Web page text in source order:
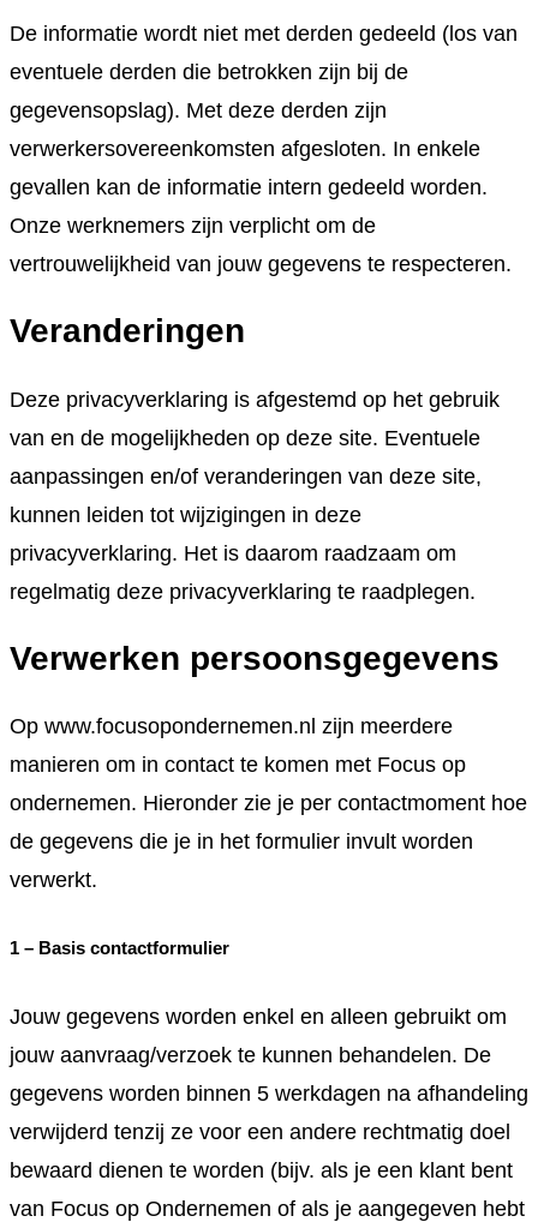
De informatie wordt niet met derden gedeeld (los van
eventuele derden die betrokken zijn bij de
gegevensopslag). Met deze derden zijn
verwerkersovereenkomsten afgesloten. In enkele
gevallen kan de informatie intern gedeeld worden.
Onze werknemers zijn verplicht om de
vertrouwelijkheid van jouw gegevens te respecteren.
Veranderingen
Deze privacyverklaring is afgestemd op het gebruik
van en de mogelijkheden op deze site. Eventuele
aanpassingen en/of veranderingen van deze site,
kunnen leiden tot wijzigingen in deze
privacyverklaring. Het is daarom raadzaam om
regelmatig deze privacyverklaring te raadplegen.
Verwerken persoonsgegevens
Op www.focusopondernemen.nl zijn meerdere
manieren om in contact te komen met Focus op
ondernemen. Hieronder zie je per contactmoment hoe
de gegevens die je in het formulier invult worden
verwerkt.
1 – Basis contactformulier
Jouw gegevens worden enkel en alleen gebruikt om
jouw aanvraag/verzoek te kunnen behandelen. De
gegevens worden binnen 5 werkdagen na afhandeling
verwijderd tenzij ze voor een andere rechtmatig doel
bewaard dienen te worden (bijv. als je een klant bent
van Focus op Ondernemen of als je aangegeven hebt